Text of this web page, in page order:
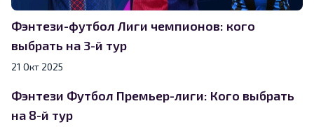
Фэнтези-футбол Лиги чемпионов: кого
выбрать на 3-й тур
21 Окт 2025
Фэнтези Футбол Премьер-лиги: Кого выбрать
на 8-й тур